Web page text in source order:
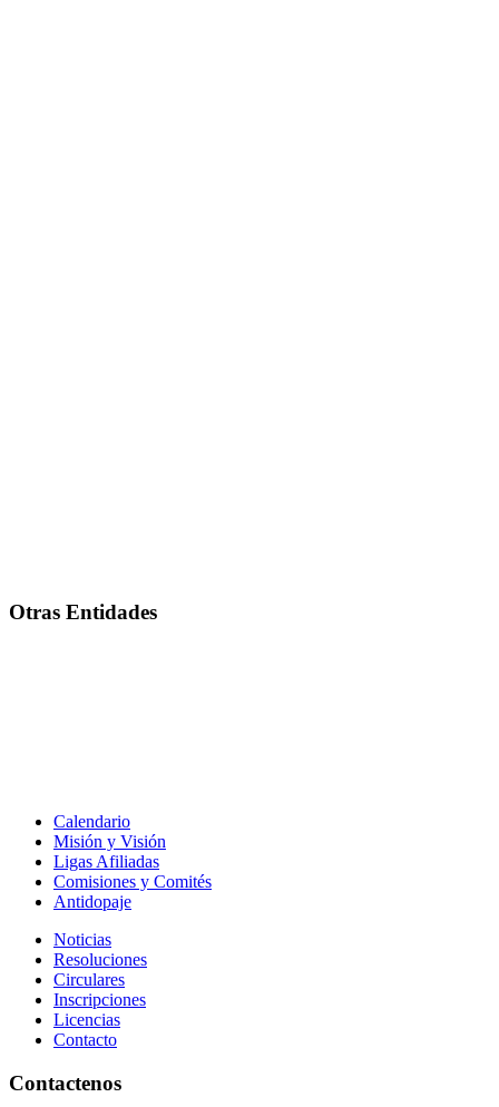
Otras Entidades
Calendario
Misión y Visión
Ligas Afiliadas
Comisiones y Comités
Antidopaje
Noticias
Resoluciones
Circulares
Inscripciones
Licencias
Contacto
Contactenos